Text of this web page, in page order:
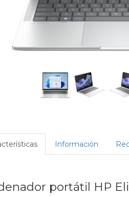
Información
portátil HP